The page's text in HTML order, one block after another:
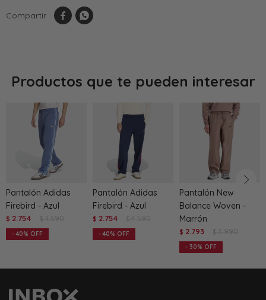
 
Productos que te pueden interesar
Pantalón Adidas
Firebird - Azul
$ 2.754 $ 4.590
40
Pantalón Adidas
Firebird - Azul
$ 2.754 $ 4.590
40
Pantalón New
Balance Woven -
Marrón
$ 2.793 $ 3.990
30